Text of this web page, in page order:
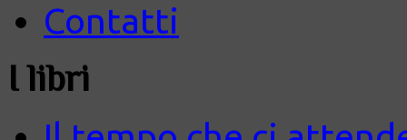
Contatti
I libri